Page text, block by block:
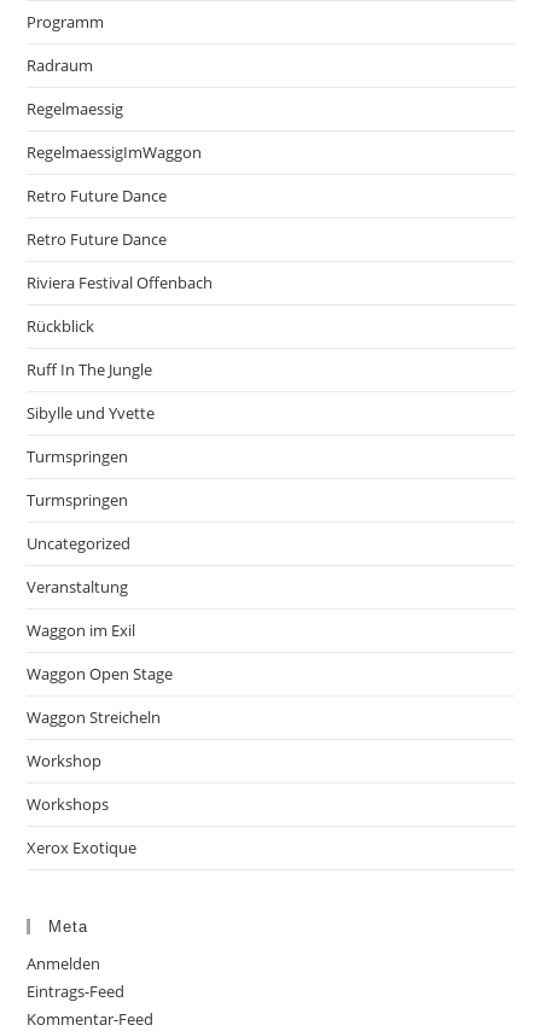
Programm
Radraum
Regelmaessig
RegelmaessigImWaggon
Retro Future Dance
Retro Future Dance
Riviera Festival Offenbach
Rückblick
Ruff In The Jungle
Sibylle und Yvette
Turmspringen
Turmspringen
Uncategorized
Veranstaltung
Waggon im Exil
Waggon Open Stage
Waggon Streicheln
Workshop
Workshops
Xerox Exotique
Meta
Anmelden
Eintrags-Feed
Kommentar-Feed